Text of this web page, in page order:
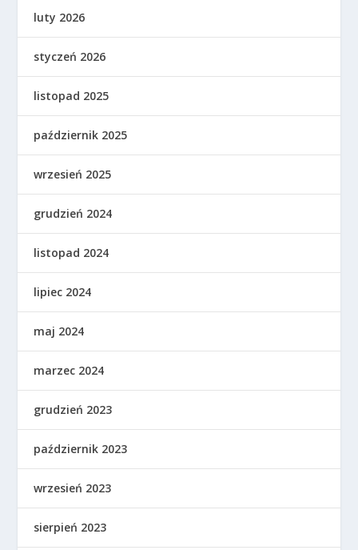
luty 2026
styczeń 2026
listopad 2025
październik 2025
wrzesień 2025
grudzień 2024
listopad 2024
lipiec 2024
maj 2024
marzec 2024
grudzień 2023
październik 2023
wrzesień 2023
sierpień 2023